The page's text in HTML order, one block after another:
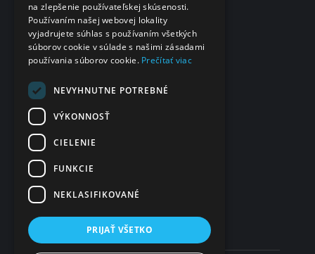
eČasenka s.r.o.
Svätoplukova 2
984 01 Lučenec
Slovensko
IČO
48 322 989
2120135028
IČ DPH
SK2120135028
na zlepšenie používateľskej skúsenosti.
Používaním našej webovej lokality
vyjadrujete súhlas s používaním všetkých
súborov cookie v súlade s našimi zásadami
používania súborov cookie. Prečítať viac
NEVYHNUTNE POTREBNÉ
VÝKONNOSŤ
CIELENIE
FUNKCIE
NEKLASIFIKOVANÉ
PRIJAŤ VŠETKO